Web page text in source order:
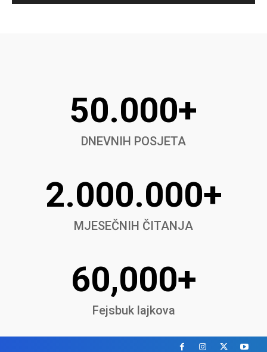
50.000+
DNEVNIH POSJETA
2.000.000+
MJESEČNIH ČITANJA
60,000+
Fejsbuk lajkova